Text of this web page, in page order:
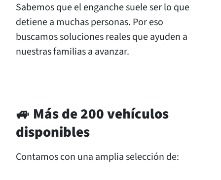
Sabemos que el enganche suele ser lo que
detiene a muchas personas. Por eso
buscamos soluciones reales que ayuden a
nuestras familias a avanzar.
🚙 Más de 200 vehículos
disponibles
Contamos con una amplia selección de: